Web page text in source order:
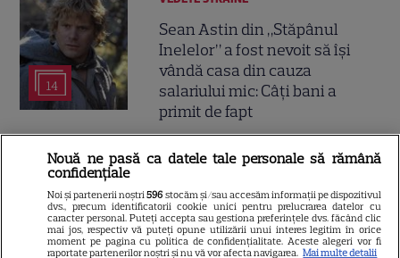
14
Sean Astin din „Stăpânul
Inelelor” a fost nevoit să își
vândă casa din cauza
salariului mic: Câți bani a
primit de fapt
14
VEDETE STRĂINE
Elon Musk, atac la adresa
regizorului premiat cu Oscar
care a realizat documentarul
despre viața sa. Filmul are 232
Nouă ne pasă ca datele tale personale să rămână
confidențiale
Noi și partenerii noștri596 stocăm și/sau accesăm informații pe dispozitivul
dvs., precum identificatorii cookie unici pentru prelucrarea datelor cu
caracter personal. Puteți accepta sau gestiona preferințele dvs. făcând clic
mai jos, respectiv vă puteți opune utilizării unui interes legitim în orice
moment pe pagina cu politica de confidențialitate. Aceste alegeri vor fi
raportate partenerilor noștri și nu vă vor afecta navigarea. Mai multe detalii